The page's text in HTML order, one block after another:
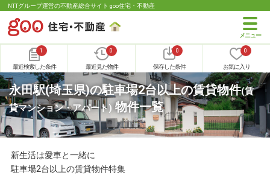
NTTグループ運営の不動産総合サイト goo住宅・不動産
1
最近検索した条件
0
最近見た物件
0
保存した条件
0
お気に入り
永田駅(埼玉県)の駐車場2台以上の賃貸物件(賃
貸マンション・アパート) 物件一覧
新生活は愛車と一緒に
駐車場2台以上の賃貸物件特集